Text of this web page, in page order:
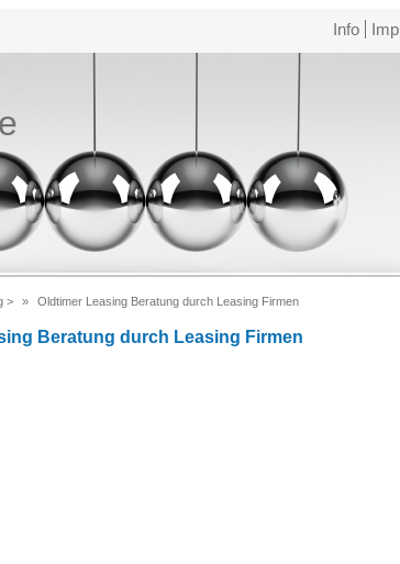
Info
> Oldtimer Leasing Beratung durch Leasing Firmen
Beratung durch Leasing Firmen